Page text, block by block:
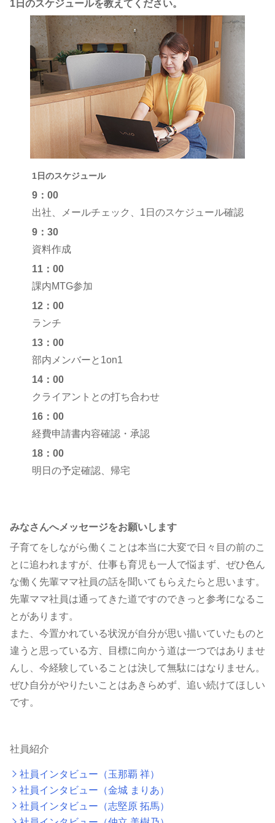
1日のスケジュールを教えてください。
1日のスケジュール
9：00
出社、メールチェック、1日のスケジュール確認
9：30
資料作成
11：00
課内MTG参加
12：00
ランチ
13：00
部内メンバーと1on1
14：00
クライアントとの打ち合わせ
16：00
経費申請書内容確認・承認
18：00
明日の予定確認、帰宅
みなさんへメッセージをお願いします
子育てをしながら働くことは本当に大変で日々目の前のこ
とに追われますが、仕事も育児も一人で悩まず、ぜひ色ん
な働く先輩ママ社員の話を聞いてもらえたらと思います。
先輩ママ社員は通ってきた道ですのできっと参考になるこ
とがあります。
また、今置かれている状況が自分が思い描いていたものと
違うと思っている方、目標に向かう道は一つではありませ
んし、今経験していることは決して無駄にはなりません。
ぜひ自分がやりたいことはあきらめず、追い続けてほしい
です。
社員紹介
社員インタビュー（玉那覇 祥）
社員インタビュー（金城 まりあ）
社員インタビュー（志堅原 拓馬）